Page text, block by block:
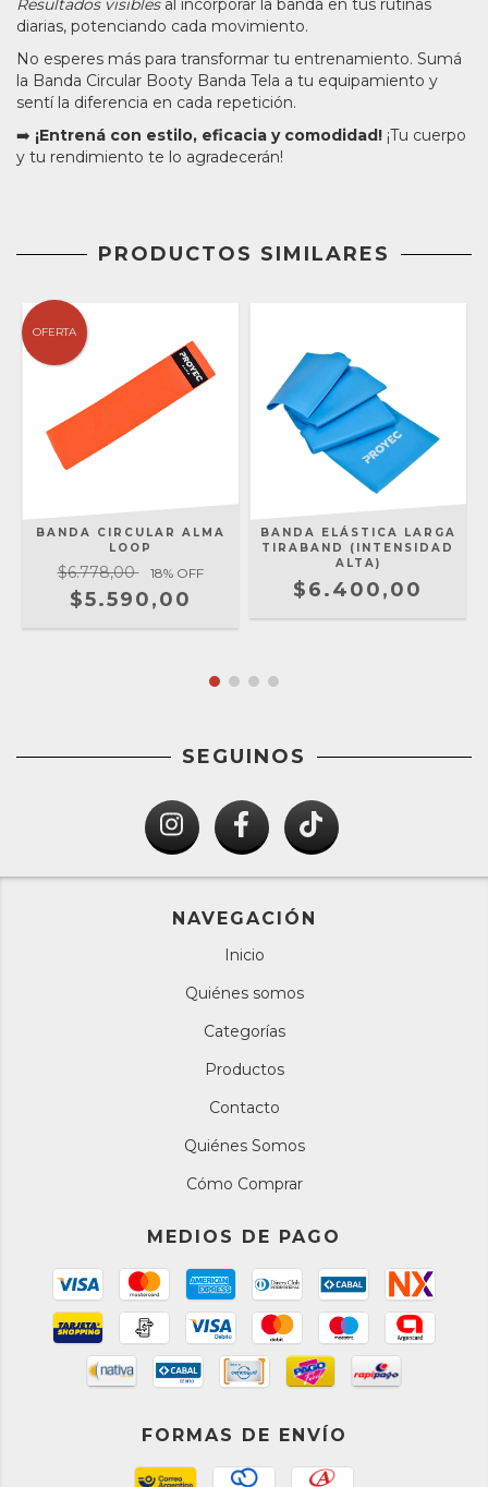
Resultados visiblesal incorporar la banda en tus rutinas
diarias, potenciando cada movimiento.
No esperes más para transformar tu entrenamiento. Sumá
la Banda Circular Booty Banda Tela a tu equipamiento y
sentí la diferencia en cada repetición.
➡️ ¡Entrená con estilo, eficacia y comodidad! ¡Tu cuerpo
y tu rendimiento te lo agradecerán!
PRODUCTOS SIMILARES
OFERTA
BANDA CIRCULAR ALMA
LOOP
$6.778,00 18% OFF
$5.590,00
BANDA ELÁSTICA LARGA
TIRABAND (INTENSIDAD
ALTA)
$6.400,00
SEGUINOS
NAVEGACIÓN
Inicio
Quiénes somos
Categorías
Productos
Contacto
Quiénes Somos
Cómo Comprar
MEDIOS DE PAGO
FORMAS DE ENVÍO